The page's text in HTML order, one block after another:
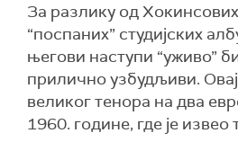
За разлику од
“поспаних” студијских
његови наступи “уживо”
прилично узбудљиви.
великог тенора на два
1960. године, где је